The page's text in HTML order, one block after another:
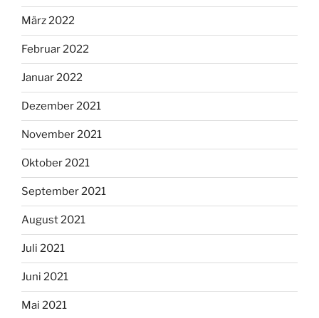
März 2022
Februar 2022
Januar 2022
Dezember 2021
November 2021
Oktober 2021
September 2021
August 2021
Juli 2021
Juni 2021
Mai 2021